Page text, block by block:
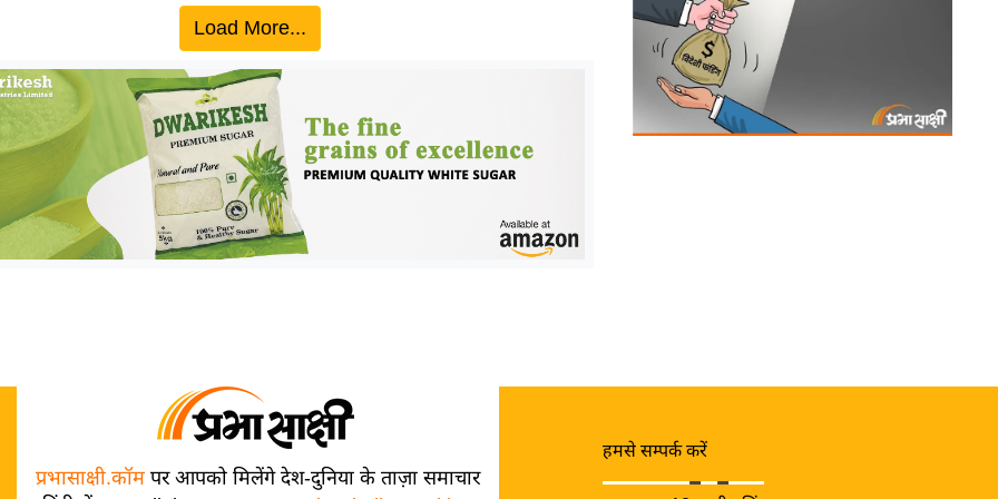
Load More...
प्रभासाक्षी.कॉमपर आपको मिलेंगे देश-दुनिया के ताज़ा समाचार
हमसे सम्पर्क करें